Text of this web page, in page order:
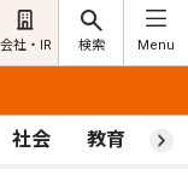
会社・IR 検索 Menu
社会 教育 ス